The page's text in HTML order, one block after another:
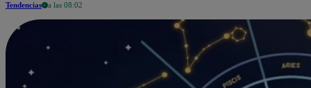
Tendencias a las 08:02